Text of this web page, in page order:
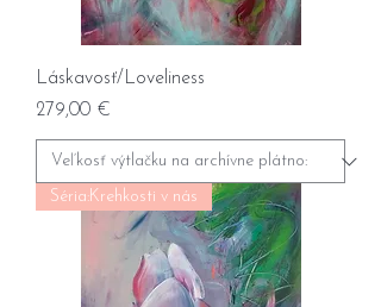
Láskavosť/Loveliness
Prix
279,00 €
Séria:Krehkosti v nás